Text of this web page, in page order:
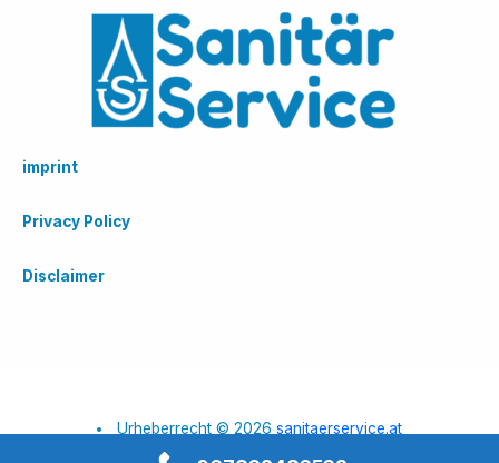
imprint
Privacy Policy
Disclaimer
Urheberrecht © 2026sanitaerservice.at